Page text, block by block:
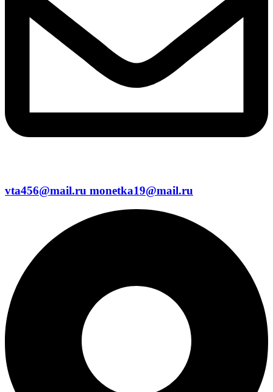
vta456@mail.ru monetka19@mail.ru